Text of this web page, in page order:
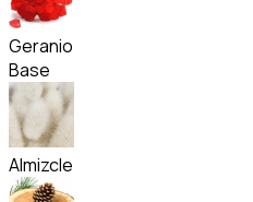
Geranio
Base
Almizcle